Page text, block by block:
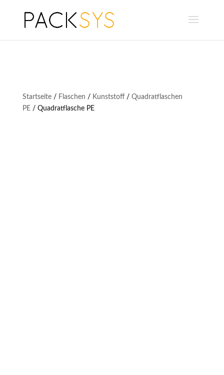
Startseite/ Flaschen / Kunststoff/ Quadratflaschen
PE/ Quadratflasche PE